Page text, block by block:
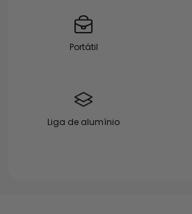
Portátil
Liga de alumínio